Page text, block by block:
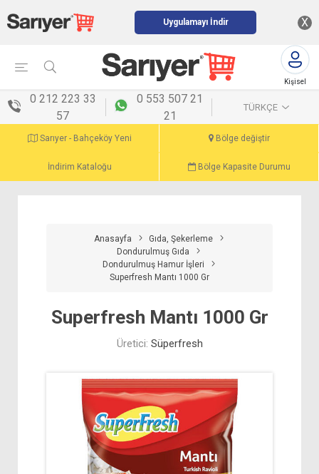
Uygulamayı İndir X
Kişisel
0 212 223 33
57
0 553 507 21
21
TÜRKÇE
Sarıyer - Bahçeköy Yeni Bölge değiştir
İndirim Kataloğu Bölge Kapasite Durumu
Anasayfa
Gıda, Şekerleme
Dondurulmuş Gıda
Dondurulmuş Hamur İşleri
Superfresh Mantı 1000 Gr
Superfresh Mantı 1000 Gr
Üretici: Süperfresh